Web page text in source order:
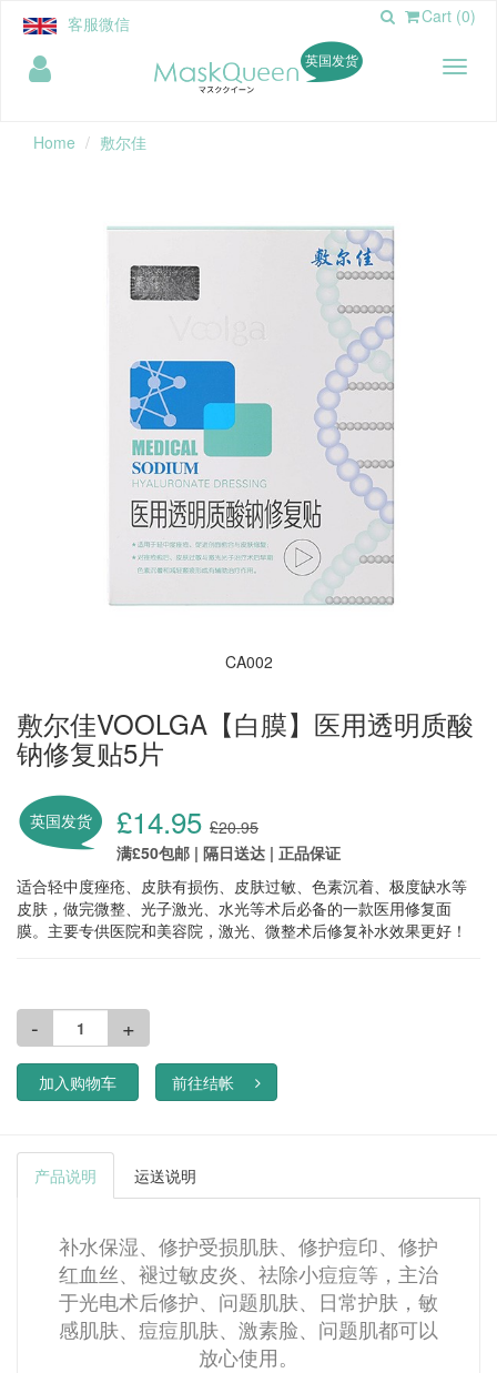
客服微信 Cart (0)
英国发货
Home 敷尔佳
CA002
敷尔佳VOOLGA【白膜】医用透明质酸
钠修复贴5片
英国发货 £14.95 £20.95
满£50包邮 | 隔日送达 | 正品保证
适合轻中度痤疮、皮肤有损伤、皮肤过敏、色素沉着、极度缺水等
皮肤，做完微整、光子激光、水光等术后必备的一款医用修复面
膜。主要专供医院和美容院，激光、微整术后修复补水效果更好！
- +
加入购物车 前往结帐
产品说明 运送说明
补水保湿、修护受损肌肤、修护痘印、修护
红血丝、褪过敏皮炎、祛除小痘痘等，主治
于光电术后修护、问题肌肤、日常护肤，敏
感肌肤、痘痘肌肤、激素脸、问题肌都可以
放心使用。